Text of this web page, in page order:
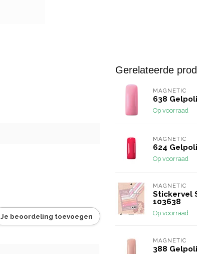
Je beoordeling toevoegen
Gerelateerde
MAGNETIC
638
Op voorraad
MAGNETIC
624
Op voorraad
MAGNETIC
Stickervel
103638
Op voorraad
MAGNETIC
388